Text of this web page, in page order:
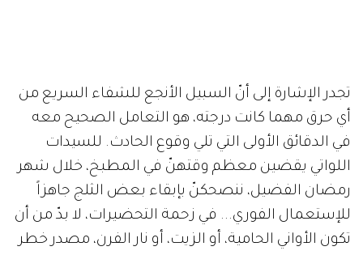
تجدر الإشارة إلى أنّ السبيل الأنجع للشفاء السريع من
أي حرق مهما كانت درجته، هو التعامل الصحيح معه
في الدقائق الأولى التي تلي وقوع الحادث. للسيدات
اللواتي يقضين معظم وقتهنّ في المطبخ، خلال شهر
رمضان الفضيل، ننصحكنّ بإبقاء بعض الثلج جاهزاً
للإستعمال الفوري... في زحمة التحضيرات، لا بدّ من أن
تكون الأواني الحامية، أو الزيت، أو نار الفرن، مصدر خطر